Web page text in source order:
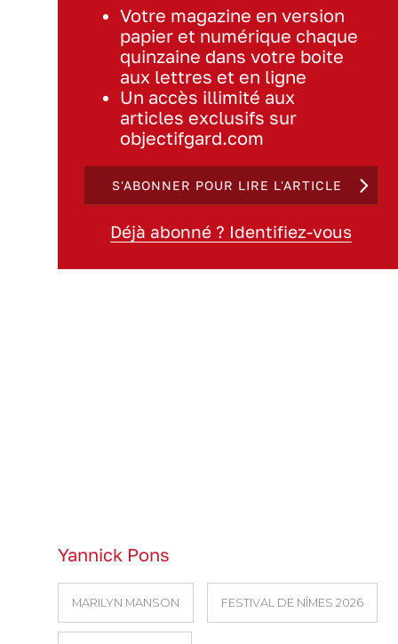
Votre magazine en version
papier et numérique chaque
quinzaine dans votre boite
aux lettres et en ligne
Un accès illimité aux
articles exclusifs sur
objectifgard.com
S'ABONNER POUR LIRE L'ARTICLE
Déjà abonné ? Identifiez-vous
Yannick Pons
MARILYN MANSON FESTIVAL DE NÎMES 2026